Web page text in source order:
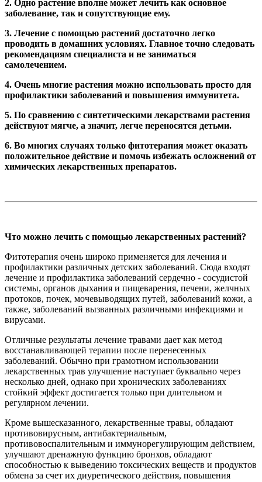
2. Одно растение вполне может лечить как основное
заболевание, так и сопутствующие ему.
3. Лечение с помощью растений достаточно легко
проводить в домашних условиях. Главное точно следовать
рекомендациям специалиста и не заниматься
самолечением.
4. Очень многие растения можно использовать просто для
профилактики заболеваний и повышения иммунитета.
5. По сравнению с синтетическими лекарствами растения
действуют мягче, а значит, легче переносятся детьми.
6. Во многих случаях только фитотерапия может оказать
положительное действие и помочь избежать осложнений от
химических лекарственных препаратов.
Что можно лечить с помощью лекарственных растений?
Фитотерапия очень широко применяется для лечения и
профилактики различных детских заболеваний. Сюда входят
лечение и профилактика заболеваний сердечно - сосудистой
системы, органов дыхания и пищеварения, печени, желчных
протоков, почек, мочевыводящих путей, заболеваний кожи, а
также, заболеваний вызванных различными инфекциями и
вирусами.
Отличные результаты лечение травами дает как метод
восстанавливающей терапии после перенесенных
заболеваний. Обычно при грамотном использовании
лекарственных трав улучшение наступает буквально через
несколько дней, однако при хронических заболеваниях
стойкий эффект достигается только при длительном и
регулярном лечении.
Кроме вышесказанного, лекарственные травы, обладают
противовирусным, антибактериальным,
противовоспалительным и иммунорегулирующим действием,
улучшают дренажную функцию бронхов, обладают
способностью к выведению токсических веществ и продуктов
обмена за счет их диуретического действия, повышения